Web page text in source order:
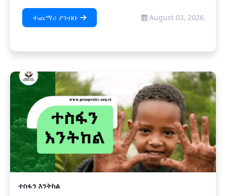
ተጨማሪ ያንብቡ August 03, 2026
ተስፋን እንትከል